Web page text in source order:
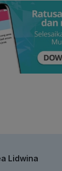
Lidwina